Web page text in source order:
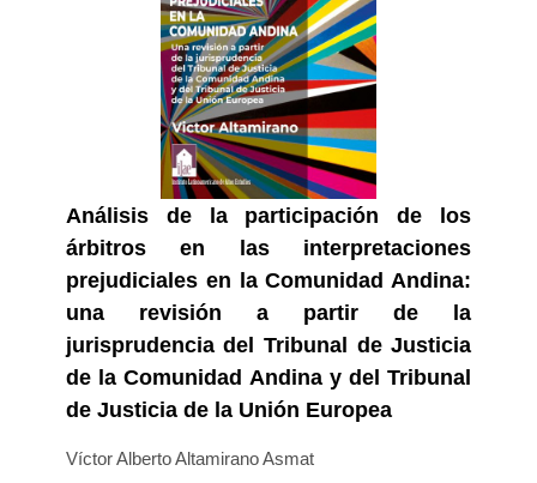
Análisis de la participación de los
árbitros en las interpretaciones
prejudiciales en la Comunidad Andina:
una revisión a partir de la
jurisprudencia del Tribunal de Justicia
de la Comunidad Andina y del Tribunal
de Justicia de la Unión Europea
Víctor Alberto Altamirano Asmat